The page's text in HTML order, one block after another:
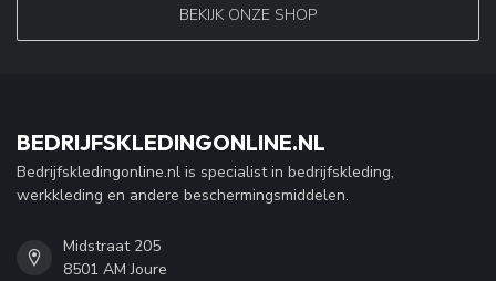
BEKIJK ONZE SHOP
BEDRIJFSKLEDINGONLINE.NL
Bedrijfskledingonline.nl is specialist in bedrijfskleding,
werkkleding en andere beschermingsmiddelen.
Midstraat 205
8501 AM Joure